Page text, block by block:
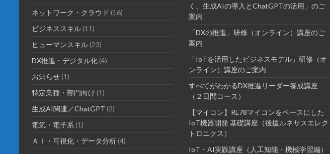
ネットワーク・クラウド (16)
ビジネススキル (11)
ヒューマンスキル (23)
DX推進・デジタル化 (4)
お知らせ (1)
特定業種・部門向け (1)
生成AI関連／ChatGPT (2)
電気・電子系 (1)
ＡＩ・可視化・データ分析 (4)
く、生成AIの導入とChatGPTの活用」のご
案内
「DXの推進」研修（オンライン）講座のご
案内
「IoTを活用したビジネスモデル」研修（オ
ンライン）講座のご案内
すべてがわかるDX推進リーダー養成講座
（２日間コース）
【マイコン】RL78マイコンをベースにした
IoT機器開発 基礎講座（後援ルネサスエレク
トロニクス）
IoT・AI実践講座（人工知能・機械学習編）